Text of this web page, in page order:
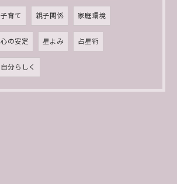
子育て 親子関係 家庭環境
心の安定 星よみ 占星術
自分らしく